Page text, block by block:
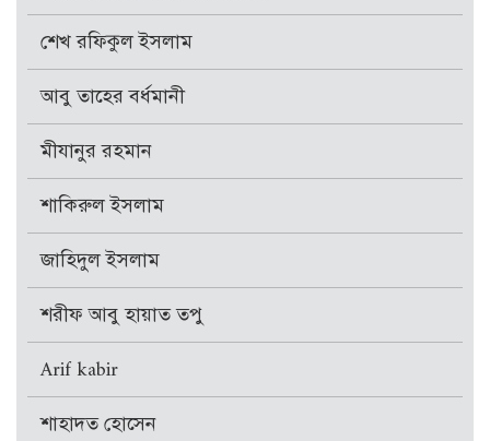
শেখ রফিকুল ইসলাম
আবু তাহের বর্ধমানী
মীযানুর রহমান
শাকিরুল ইসলাম
জাহিদুল ইসলাম
শরীফ আবু হায়াত তপু
Arif kabir
শাহাদত হোসেন